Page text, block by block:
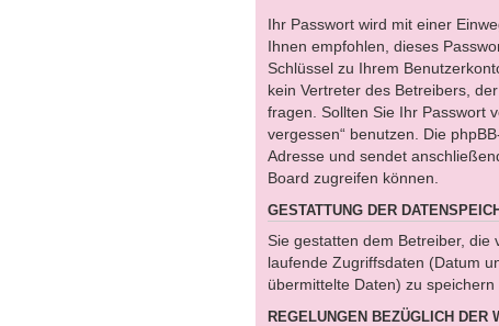
Ihr Passwort wird mit einer
Ihnen empfohlen, dieses
Schlüssel zu Ihrem
kein Vertreter des Betreibers,
fragen. Sollten Sie Ihr Passwort
vergessen“ benutzen. Die
Adresse und sendet
Board zugreifen können.
GESTATTUNG DER
Sie gestatten dem Betreiber,
laufende Zugriffsdaten (Datum
übermittelte Daten) zu
REGELUNGEN BEZÜGLICH DER